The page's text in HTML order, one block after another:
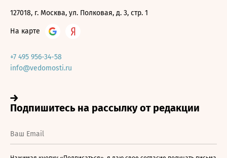
127018, г. Москва, ул. Полковая, д. 3, стр. 1
На карте
+7 495 956-34-58
info@vedomosti.ru